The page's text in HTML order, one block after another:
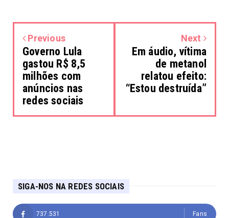
Previous
Governo Lula
gastou R$ 8,5
milhões com
anúncios nas
redes sociais
Next
Em áudio, vítima
de metanol
relatou efeito:
“Estou destruída”
SIGA-NOS NA REDES SOCIAIS
737.531 Fans